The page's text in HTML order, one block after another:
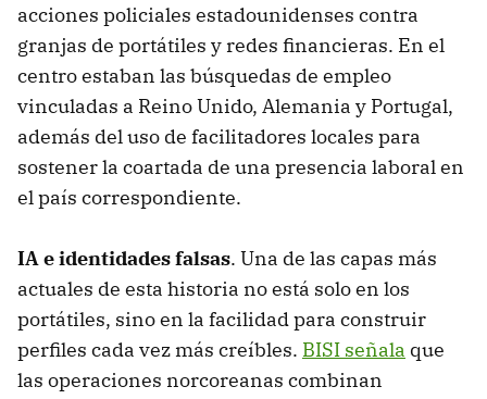
acciones policiales estadounidenses contra
granjas de portátiles y redes financieras. En el
centro estaban las búsquedas de empleo
vinculadas a Reino Unido, Alemania y Portugal,
además del uso de facilitadores locales para
sostener la coartada de una presencia laboral en
el país correspondiente.
IA e identidades falsas. Una de las capas más
actuales de esta historia no está solo en los
portátiles, sino en la facilidad para construir
perfiles cada vez más creíbles. BISI señala que
las operaciones norcoreanas combinan